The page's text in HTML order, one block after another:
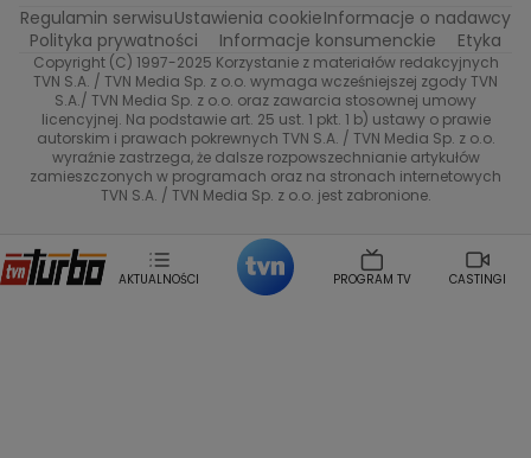
Anna SamusionekPrzemyslaw Cypryanski
Damian MichalowskiEwa Piekut
Magdalena GwozdzKuchenne Rewolucje
Tadeusz Huk Lucyna MalecEwa Gawryluk
Marta JankowskaBartosz Skrobisz
Malwina WedzikowskaKrzysztof Skorzynski
Helena Englert Aleksander Zniszczol
Sonia Mietielica
Maciej Kuciel
Weekendowa Metamorfoza
Leszek Lichota
Przepisy
TVN7
TVN Style
Co za tydzień
TTV
Regulamin serwisuUstawienia cookieInformacje o nadawcy
Polityka prywatności
Informacje konsumenckie Etyka
Copyright (C) 1997-2025 Korzystanie z materiałów redakcyjnych
TVN S.A. / TVN Media Sp. z o.o. wymaga wcześniejszej zgody TVN
S.A./ TVN Media Sp. z o.o. oraz zawarcia stosownej umowy
licencyjnej. Na podstawie art. 25 ust. 1 pkt. 1 b) ustawy o prawie
autorskim i prawach pokrewnych TVN S.A. / TVN Media Sp. z o.o.
wyraźnie zastrzega, że dalsze rozpowszechnianie artykułów
zamieszczonych w programach oraz na stronach internetowych
TVN S.A. / TVN Media Sp. z o.o. jest zabronione.
AKTUALNOŚCI PROGRAM TV CASTINGI